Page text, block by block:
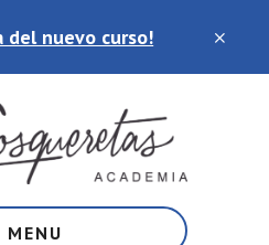
del nuevo curso!
MENU